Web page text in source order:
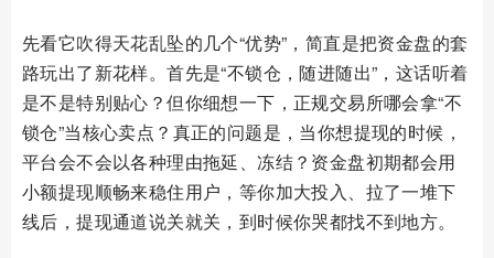
先看它吹得天花乱坠的几个“优势”，简直是把资金盘的套
路玩出了新花样。首先是“不锁仓，随进随出”，这话听着
是不是特别贴心？但你细想一下，正规交易所哪会拿“不
锁仓”当核心卖点？真正的问题是，当你想提现的时候，
平台会不会以各种理由拖延、冻结？资金盘初期都会用
小额提现顺畅来稳住用户，等你加大投入、拉了一堆下
线后，提现通道说关就关，到时候你哭都找不到地方。